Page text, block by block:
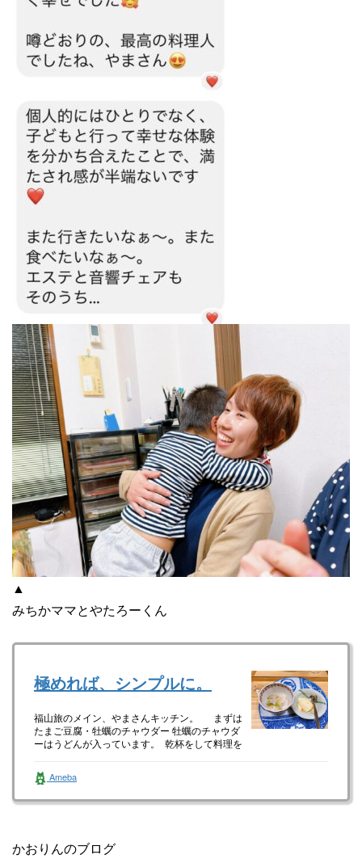
▲
みちかママとやたろーくん
極めれば、シンプルに。
福山旅のメイン、やまさんキッチン。 まずは
たまご豆腐・牡蠣のチャウダー 牡蠣のチャウダ
ーはうどんが入っています。 乾杯をして料理を
Ameba
かおりんのブログ